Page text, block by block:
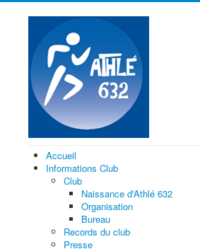
Accueil
Informations Club
Club
Naissance d'Athlé 632
Organisation
Bureau
Records du club
Presse